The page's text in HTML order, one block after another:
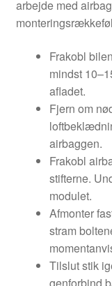
arbejde med
Frakobl
mindst
afladet.
Fjern om
airbaggen.
Frakobl
stifterne.
modulet.
Afmonter
stram
Tilslut stik
genforbind